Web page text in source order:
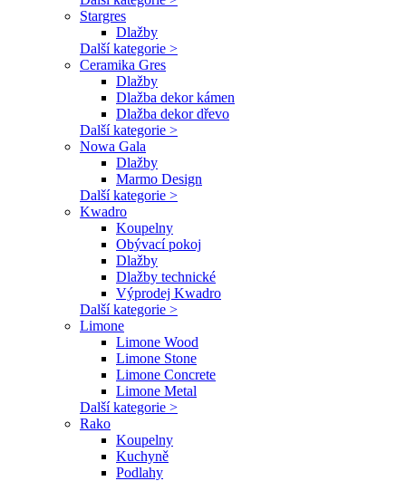
Stargres
Dlažby
Další kategorie >
Ceramika Gres
Dlažby
Dlažba dekor kámen
Dlažba dekor dřevo
Další kategorie >
Nowa Gala
Dlažby
Marmo Design
Další kategorie >
Kwadro
Koupelny
Obývací pokoj
Dlažby
Dlažby technické
Výprodej Kwadro
Další kategorie >
Limone
Limone Wood
Limone Stone
Limone Concrete
Limone Metal
Další kategorie >
Rako
Koupelny
Kuchyně
Podlahy